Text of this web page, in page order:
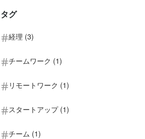
タグ
経理 (3)
チームワーク (1)
リモートワーク (1)
スタートアップ (1)
チーム (1)